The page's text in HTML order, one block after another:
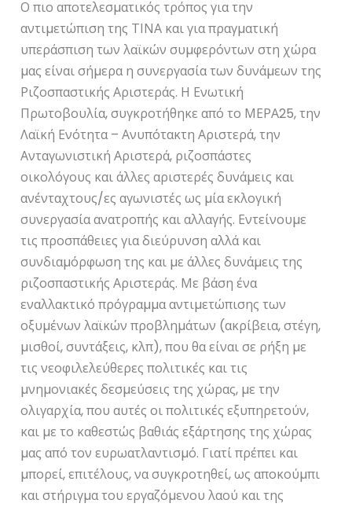
Ο πιο αποτελεσµατικός τρόπος για την
αντιµετώπιση της ΤΙΝΑ και για πραγµατική
υπεράσπιση των λαϊκών συµφερόντων στη χώρα
µας είναι σήµερα η συνεργασία των δυνάµεων της
Ριζοσπαστικής Αριστεράς. Η Ενωτική
Πρωτοβουλία, συγκροτήθηκε από το ΜΕΡΑ25, την
Λαϊκή Ενότητα – Ανυπότακτη Αριστερά, την
Ανταγωνιστική Αριστερά, ριζοσπάστες
οικολόγους και άλλες αριστερές δυνάµεις και
ανένταχτους/ες αγωνιστές ως µία εκλογική
συνεργασία ανατροπής και αλλαγής. Εντείνουµε
τις προσπάθειες για διεύρυνση αλλά και
συνδιαµόρφωση της και µε άλλες δυνάµεις της
ριζοσπαστικής Αριστεράς. Με βάση ένα
εναλλακτικό πρόγραµµα αντιµετώπισης των
οξυµένων λαϊκών προβληµάτων (ακρίβεια, στέγη,
µισθοί, συντάξεις, κλπ), που θα είναι σε ρήξη µε
τις νεοφιλελεύθερες πολιτικές και τις
µνηµονιακές δεσµεύσεις της χώρας, µε την
ολιγαρχία, που αυτές οι πολιτικές εξυπηρετούν,
και µε το καθεστώς βαθιάς εξάρτησης της χώρας
µας από τον ευρωατλαντισµό. Γιατί πρέπει και
µπορεί, επιτέλους, να συγκροτηθεί, ως αποκούµπι
και στήριγµα του εργαζόµενου λαού και της